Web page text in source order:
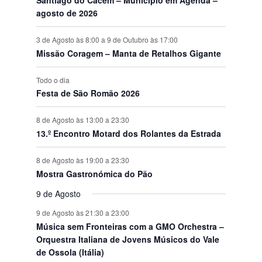
agosto de 2026
3 de Agosto às 8:00 a 9 de Outubro às 17:00
Missão Coragem – Manta de Retalhos Gigante
Todo o dia
Festa de São Romão 2026
8 de Agosto às 13:00 a 23:30
13.º Encontro Motard dos Rolantes da Estrada
8 de Agosto às 19:00 a 23:30
Mostra Gastronómica do Pão
9 de Agosto
9 de Agosto às 21:30 a 23:00
Música sem Fronteiras com a GMO Orchestra –
Orquestra Italiana de Jovens Músicos do Vale
de Ossola (Itália)